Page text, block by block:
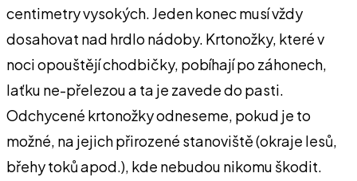
centimetry vysokých. Jeden konec musí vždy
dosahovat nad hrdlo nádoby. Krtonožky, které v
noci opouštějí chodbičky, pobíhají po záhonech,
laťku ne-přelezou a ta je zavede do pasti.
Odchycené krtonožky odneseme, pokud je to
možné, na jejich přirozené stanoviště (okraje lesů,
břehy toků apod.), kde nebudou nikomu škodit.